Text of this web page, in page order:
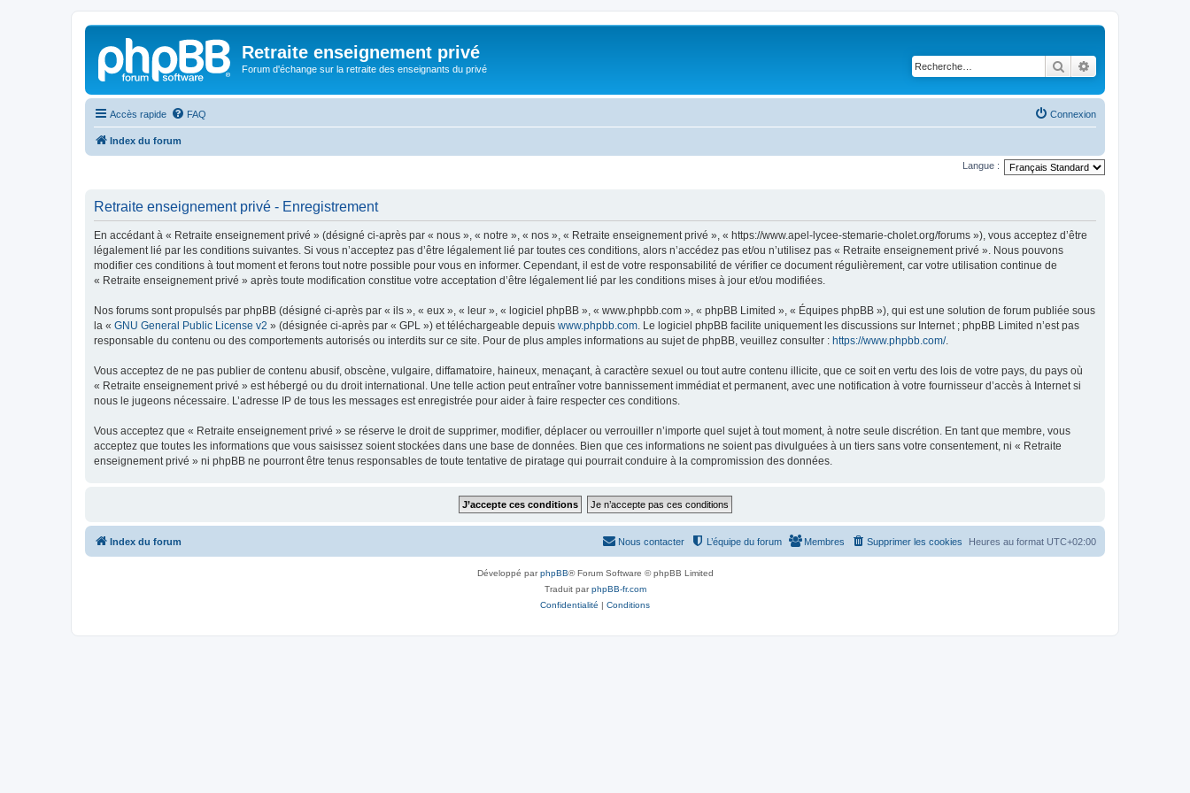
Retraite enseignement privé
Forum d'échange sur la retraite des enseignants du privé Rechercher
Accès rapide FAQ Connexion
Index du forum
Langue :
Retraite enseignement privé - Enregistrement
En accédant à « Retraite enseignement privé » (désigné ci-après par « nous », « notre », « nos », « Retraite enseignement privé », « https://www.apel-lycee-stemarie-cholet.org/forums »), vous acceptez d’être
légalement lié par les conditions suivantes. Si vous n’acceptez pas d’être légalement lié par toutes ces conditions, alors n’accédez pas et/ou n’utilisez pas « Retraite enseignement privé ». Nous pouvons
modifier ces conditions à tout moment et ferons tout notre possible pour vous en informer. Cependant, il est de votre responsabilité de vérifier ce document régulièrement, car votre utilisation continue de
« Retraite enseignement privé » après toute modification constitue votre acceptation d’être légalement lié par les conditions mises à jour et/ou modifiées.
Nos forums sont propulsés par phpBB (désigné ci-après par « ils », « eux », « leur », « logiciel phpBB », « www.phpbb.com », « phpBB Limited », « Équipes phpBB »), qui est une solution de forum publiée sous
la « GNU General Public License v2 » (désignée ci-après par « GPL ») et téléchargeable depuis www.phpbb.com. Le logiciel phpBB facilite uniquement les discussions sur Internet ; phpBB Limited n’est pas
responsable du contenu ou des comportements autorisés ou interdits sur ce site. Pour de plus amples informations au sujet de phpBB, veuillez consulter : https://www.phpbb.com/.
Vous acceptez de ne pas publier de contenu abusif, obscène, vulgaire, diffamatoire, haineux, menaçant, à caractère sexuel ou tout autre contenu illicite, que ce soit en vertu des lois de votre pays, du pays où
« Retraite enseignement privé » est hébergé ou du droit international. Une telle action peut entraîner votre bannissement immédiat et permanent, avec une notification à votre fournisseur d’accès à Internet si
nous le jugeons nécessaire. L’adresse IP de tous les messages est enregistrée pour aider à faire respecter ces conditions.
Vous acceptez que « Retraite enseignement privé » se réserve le droit de supprimer, modifier, déplacer ou verrouiller n’importe quel sujet à tout moment, à notre seule discrétion. En tant que membre, vous
acceptez que toutes les informations que vous saisissez soient stockées dans une base de données. Bien que ces informations ne soient pas divulguées à un tiers sans votre consentement, ni « Retraite
enseignement privé » ni phpBB ne pourront être tenus responsables de toute tentative de piratage qui pourrait conduire à la compromission des données.
Index du forum Heures au format UTC+02:00
Supprimer les cookies
Membres
L’équipe du forum
Nous contacter
Développé parphpBB® Forum Software © phpBB Limited
Traduit parphpBB-fr.com
Confidentialité | Conditions